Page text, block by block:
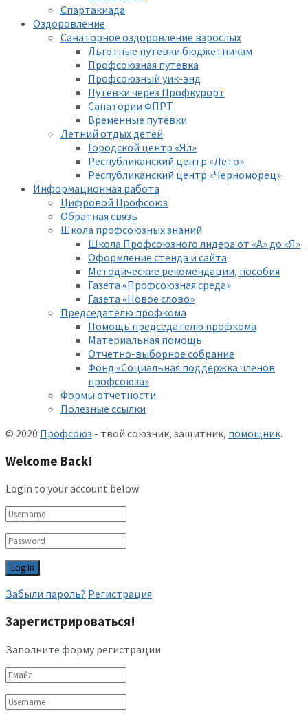
Спартакиада
Оздоровление
Санаторное оздоровление взрослых
Льготные путевки бюджетникам
Профсоюзная путевка
Профсоюзный уик-энд
Путевки через Профкурорт
Санатории ФПРТ
Временные путевки
Летний отдых детей
Городской центр «Ял»
Республиканский центр «Лето»
Республиканский центр «Черноморец»
Информационная работа
Цифровой Профсоюз
Обратная связь
Школа профсоюзных знаний
Школа Профсоюзного лидера от «А» до «Я»
Оформление стенда и сайта
Методические рекомендации, пособия
Газета «Профсоюзная среда»
Газета «Новое слово»
Председателю профкома
Помощь председателю профкома
Материальная помощь
Отчетно-выборное собрание
Фонд «Социальная поддержка членов
профсоюза»
Формы отчетности
Полезные ссылки
© 2020 Профсоюз - твой союзник, защитник, помощник.
Welcome Back!
Login to your account below
Забыли пароль? Регистрация
Зарегистрироваться!
Заполните форму регистрации